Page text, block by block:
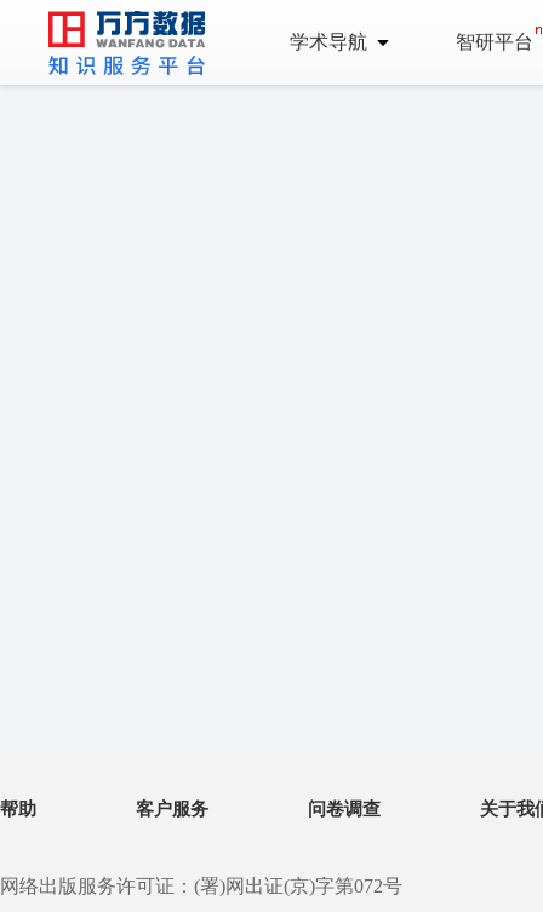
学术导航 智研平台
帮助 客户服务 问卷调查 关于我
网络出版服务许可证：(署)网出证(京)字第072号